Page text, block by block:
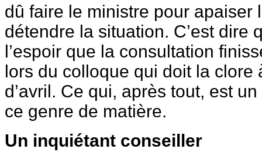
dû faire le ministre pour apaiser
détendre la situation. C’est dire
l’espoir que la consultation
lors du colloque qui doit la clore
d’avril. Ce qui, après tout, est
ce genre de matière.
Un inquiétant conseiller